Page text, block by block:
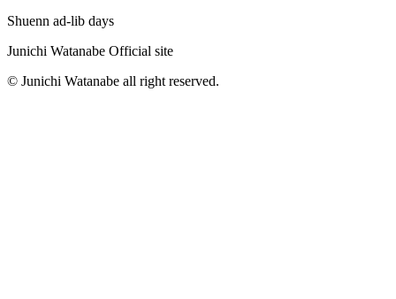
Shuenn ad-lib days
Junichi Watanabe Official site
© Junichi Watanabe all right reserved.